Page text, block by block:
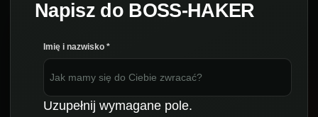
Imię i nazwisko *
Uzupełnij wymagane pole.